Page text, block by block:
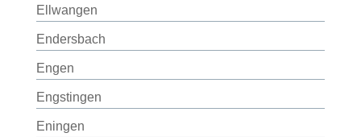
Ellwangen
Endersbach
Engen
Engstingen
Eningen